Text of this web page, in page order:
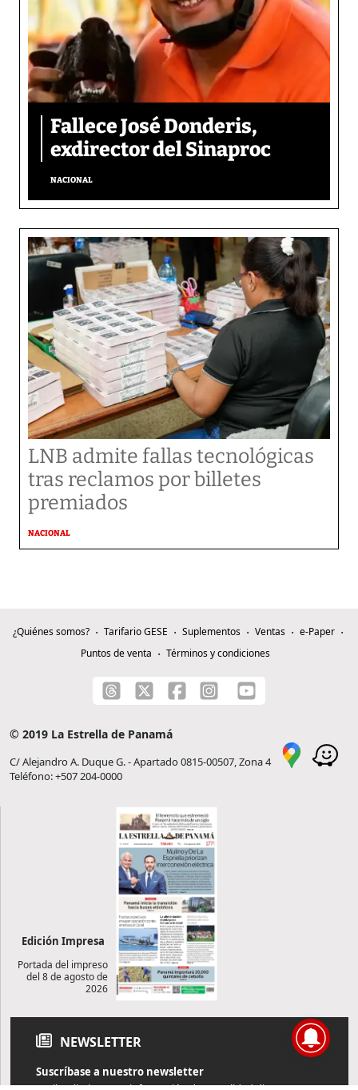
Fallece José Donderis,
exdirector del Sinaproc
NACIONAL
LNB admite fallas tecnológicas
tras reclamos por billetes
premiados
NACIONAL
¿Quiénes somos? Tarifario GESE Suplementos Ventas
e-Paper
Puntos de venta
Términos y condiciones
© 2019 La Estrella de Panamá
C/ Alejandro A. Duque G. - Apartado 0815-00507, Zona 4
Teléfono: +507 204-0000
Edición Impresa
Portada del impreso
del 8 de agosto de
2026
NEWSLETTER
Suscríbase a nuestro newsletter